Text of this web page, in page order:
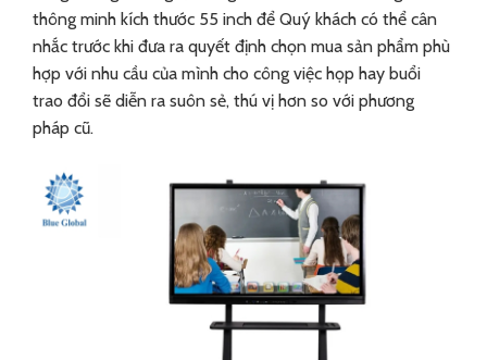
thông minh kích thước 55 inch để Quý khách có thể cân
nhắc trước khi đưa ra quyết định chọn mua sản phẩm phù
hợp với nhu cầu của mình cho công việc họp hay buổi
trao đổi sẽ diễn ra suôn sẻ, thú vị hơn so với phương
pháp cũ.